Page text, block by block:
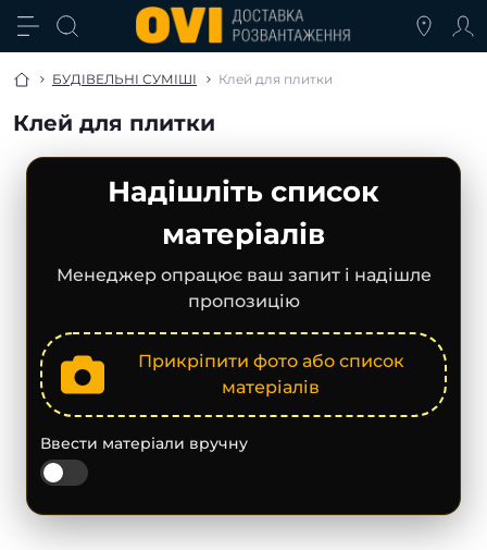
БУДІВЕЛЬНІ СУМІШІ Клей для плитки
Клей для плитки
Надішліть список
матеріалів
Менеджер опрацює ваш запит і надішле
пропозицію
Прикріпити фото або список
матеріалів
Ввести матеріали вручну
Ім’я